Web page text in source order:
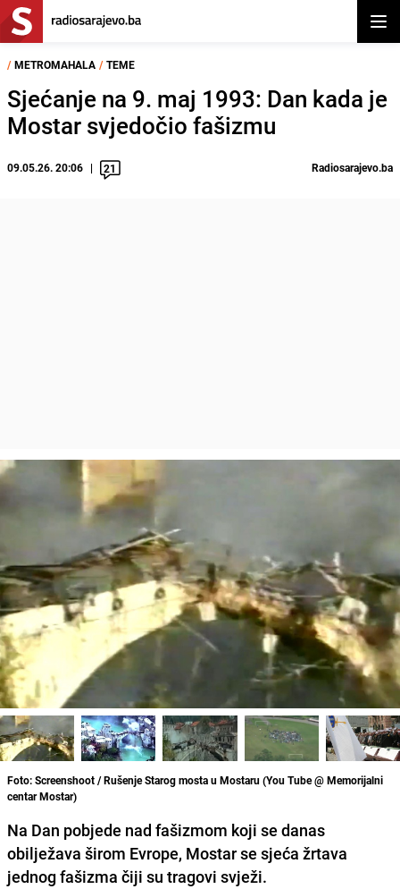
/ METROMAHALA / TEME
Sjećanje na 9. maj 1993: Dan kada je
Mostar svjedočio fašizmu
09.05.26. 20:06 21 Radiosarajevo.ba
Foto: Screenshoot / Rušenje Starog mosta u Mostaru (You Tube @ Memorijalni
centar Mostar)
Na Dan pobjede nad fašizmom koji se danas
obilježava širom Evrope, Mostar se sjeća žrtava
jednog fašizma čiji su tragovi svježi.